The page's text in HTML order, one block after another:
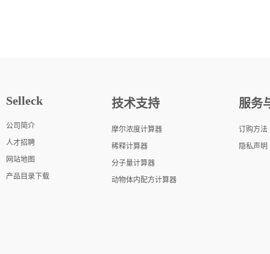
Selleck
公司简介
人才招聘
网站地图
产品目录下载
技术支持
摩尔浓度计算器
稀释计算器
分子量计算器
动物体内配方计算器
服务
订购方法
隐私声明